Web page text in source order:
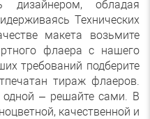
обладая
Технических
макета возьмите
флаера с нашего
требований подберите
тираж флаеров.
– решайте сами. В
качественной и